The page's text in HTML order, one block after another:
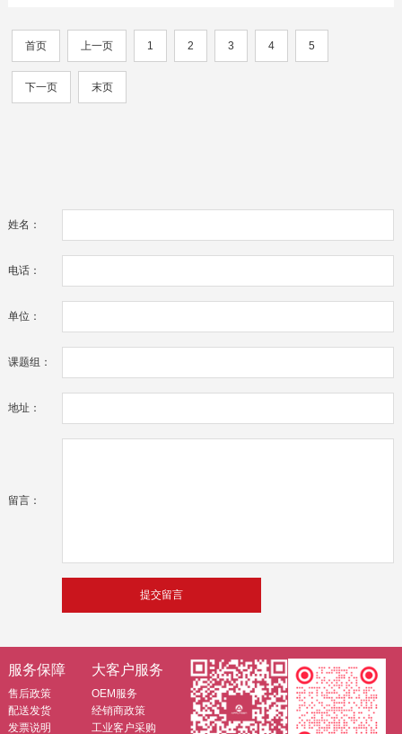
首页 上一页 1 2 3 4 5
下一页 末页
姓名：
电话：
单位：
课题组：
地址：
留言：
服务保障
售后政策
配送发货
发票说明
大客户服务
OEM服务
经销商政策
工业客户采购